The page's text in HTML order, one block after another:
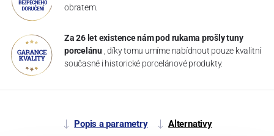
obratem.
Za 26 let existence nám pod rukama prošly tuny
porcelánu , díky tomu umíme nabídnout pouze kvalitní
současné i historické porcelánové produkty.
Popis a parametry Alternativy